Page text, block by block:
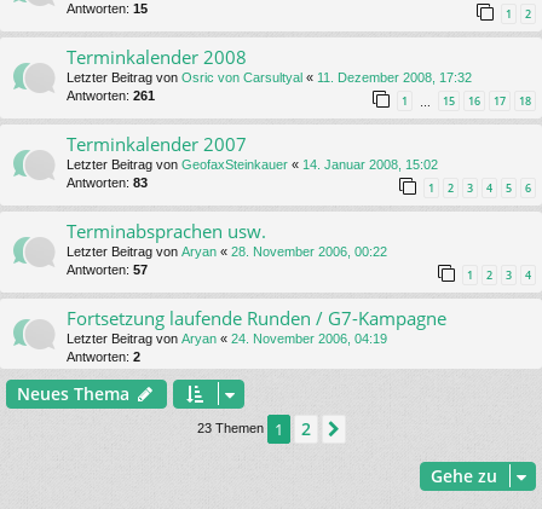
Antworten: 15 1 2
Terminkalender 2008
Letzter Beitrag von Osric von Carsultyal « 11. Dezember 2008, 17:32
Antworten: 261 1 … 15 16 17 18
Terminkalender 2007
Letzter Beitrag von GeofaxSteinkauer « 14. Januar 2008, 15:02
Antworten: 83 1 2 3 4 5 6
Terminabsprachen usw.
Letzter Beitrag von Aryan « 28. November 2006, 00:22
Antworten: 57 1 2 3 4
Fortsetzung laufende Runden / G7-Kampagne
Letzter Beitrag von Aryan « 24. November 2006, 04:19
Antworten: 2
Neues Thema
23 Themen 1 2
Gehe zu